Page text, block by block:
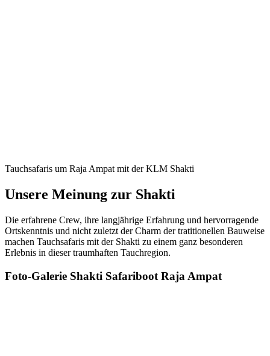
Tauchsafaris um Raja Ampat mit der KLM Shakti
Unsere Meinung zur Shakti
Die erfahrene Crew, ihre langjährige Erfahrung und hervorragende
Ortskenntnis und nicht zuletzt der Charm der tratitionellen Bauweise
machen Tauchsafaris mit der Shakti zu einem ganz besonderen
Erlebnis in dieser traumhaften Tauchregion.
Foto-Galerie Shakti Safariboot Raja Ampat